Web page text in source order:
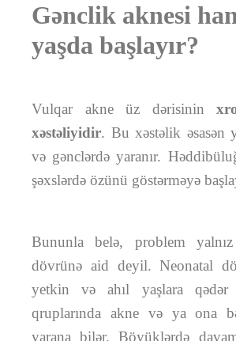
Gənclik aknesi
yaşda başlayır?
Vulqar akne üz dərisinin
xəstəliyidir. Bu xəstəlik əsasən
və gənclərdə yaranır.
şəxslərdə özünü göstərməyə
Bununla belə, problem
dövrünə aid deyil. Neonatal
yetkin və ahıl yaşlara
qruplarında akne və ya ona
yarana bilər. Böyüklərdə